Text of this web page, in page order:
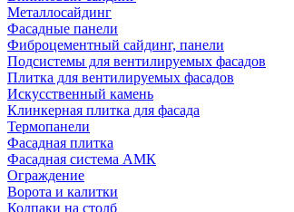
Металлосайдинг
Фасадные панели
Фиброцементный сайдинг, панели
Подсистемы для вентилируемых фасадов
Плитка для вентилируемых фасадов
Искусственный камень
Клинкерная плитка для фасада
Термопанели
Фасадная плитка
Фасадная система АМК
Ограждение
Ворота и калитки
Колпаки на столб